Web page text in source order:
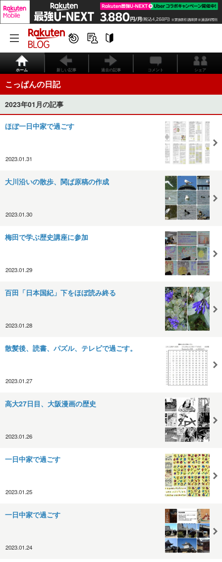
ホーム 新しい記事 過去の記事 コメント シェア
こっぱんの日記
2023年01月の記事
ほぼ一日中家で過ごす
2023.01.31
大川沿いの散歩、関ぱ原稿の作成
2023.01.30
梅田で学ぶ歴史講座に参加
2023.01.29
百田「日本国紀」下をほぼ読み終る
2023.01.28
散髪後、読書、パズル、テレビで過ごす。
2023.01.27
高大27日目、大阪漫画の歴史
2023.01.26
一日中家で過ごす
2023.01.25
一日中家で過ごす
2023.01.24